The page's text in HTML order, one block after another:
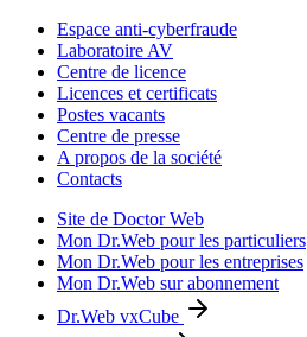
Espace anti-cyberfraude
Laboratoire AV
Centre de licence
Licences et certificats
Postes vacants
Centre de presse
A propos de la société
Contacts
Site de Doctor Web
Mon Dr.Web pour les particuliers
Mon Dr.Web pour les entreprises
Mon Dr.Web sur abonnement
Dr.Web vxCube